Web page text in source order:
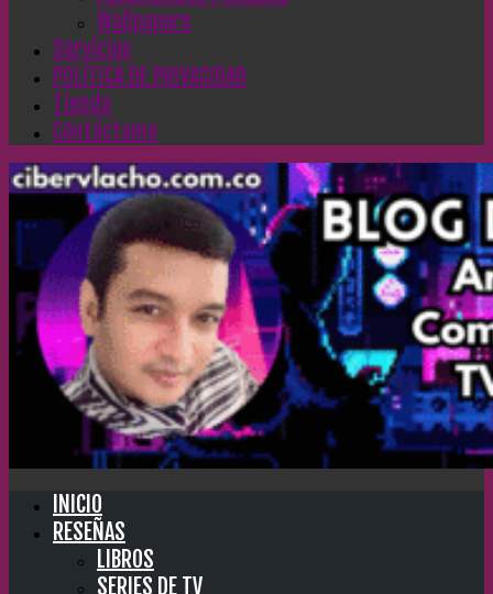
Wallpapers
Servicios
POLÍTICA DE PRIVACIDAD
Tienda
Contáctame
INICIO
RESEÑAS
LIBROS
SERIES DE TV